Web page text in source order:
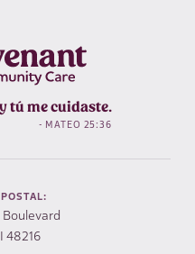
tú me cuidaste.
- MATEO 25:36
Boulevard
48216